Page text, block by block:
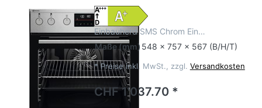
Einbauherd SMS Chrom Ein…
Maße(mm) 548 x 757 x 567 (B/H/T)
* Preise inkl. MwSt., zzgl. Versandkosten
CHF 1'037.70 *